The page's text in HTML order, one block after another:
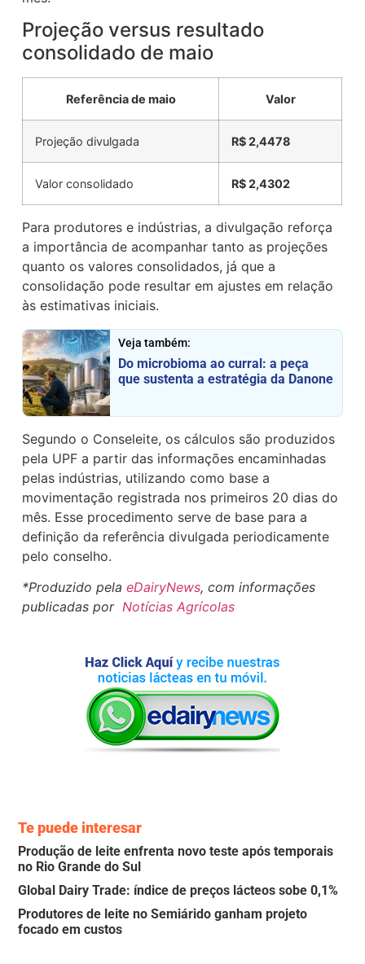
Projeção versus resultado
consolidado de maio
Referência de maio Valor
Projeção divulgada R$ 2,4478
Valor consolidado R$ 2,4302
Para produtores e indústrias, a divulgação reforça
a importância de acompanhar tanto as projeções
quanto os valores consolidados, já que a
consolidação pode resultar em ajustes em relação
às estimativas iniciais.
Veja também:
Do microbioma ao curral: a peça
que sustenta a estratégia da Danone
Segundo o Conseleite, os cálculos são produzidos
pela UPF a partir das informações encaminhadas
pelas indústrias, utilizando como base a
movimentação registrada nos primeiros 20 dias do
mês. Esse procedimento serve de base para a
definição da referência divulgada periodicamente
pelo conselho.
*Produzido pelaeDairyNews, com informações
publicadas por Notícias Agrícolas
Te puede interesar
Produção de leite enfrenta novo teste após temporais
no Rio Grande do Sul
Global Dairy Trade: índice de preços lácteos sobe 0,1%
Produtores de leite no Semiárido ganham projeto
focado em custos